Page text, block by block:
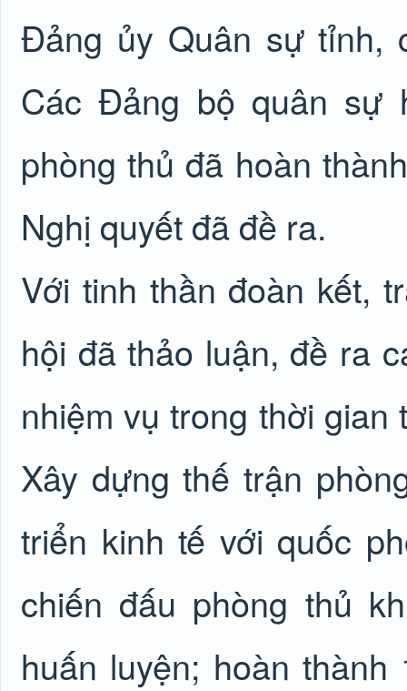
Đảng ủy Quân sự tỉnh,
Các Đảng bộ quân sự
phòng thủ đã hoàn
Nghị quyết đã đề ra.
Với tinh thần đoàn kết,
hội đã thảo luận, đề ra
nhiệm vụ trong thời
Xây dựng thế trận
triển kinh tế với quốc
chiến đấu phòng thủ
huấn luyện; hoàn